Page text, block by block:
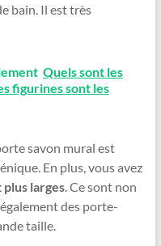
bain. Il est très
Quels sont les
figurines sont les
savon mural est
En plus, vous avez
plus larges. Ce sont non
des porte-
taille.